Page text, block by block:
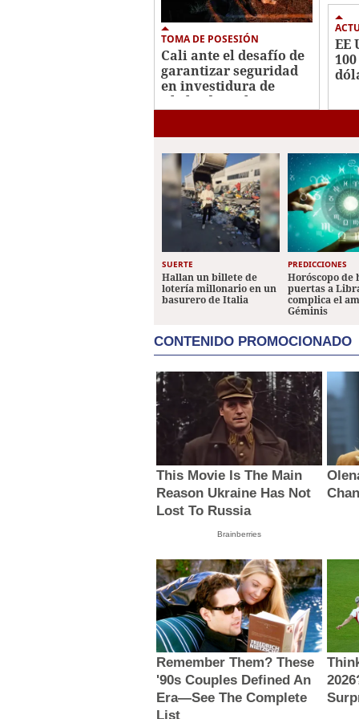
TOMA DE POSESIÓN
Cali ante el desafío de
garantizar seguridad
en investidura de
Abelardo De la
EE
SUERTE
Hallan un billete de
lotería millonario en un
basurero de Italia
PREDICCIONES
Horóscopo de
puertas a
complica el
Géminis
CONTENIDO PROMOCIONADO
This Movie Is The Main
Reason Ukraine Has Not
Lost To Russia
Brainberries
Remember Them? These
'90s Couples Defined An
Era—See The Complete
List